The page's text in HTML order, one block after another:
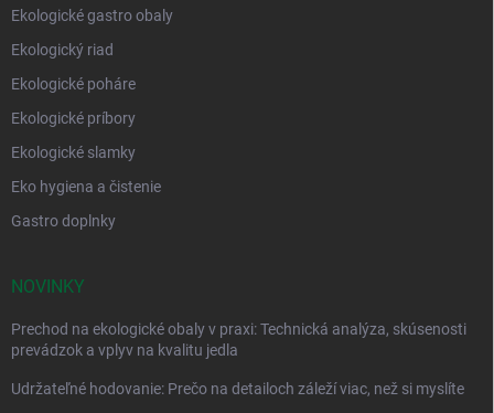
Ekologické gastro obaly
Ekologický riad
Ekologické poháre
Ekologické príbory
Ekologické slamky
Eko hygiena a čistenie
Gastro doplnky
NOVINKY
Prechod na ekologické obaly v praxi: Technická analýza, skúsenosti
prevádzok a vplyv na kvalitu jedla
Udržateľné hodovanie: Prečo na detailoch záleží viac, než si myslíte